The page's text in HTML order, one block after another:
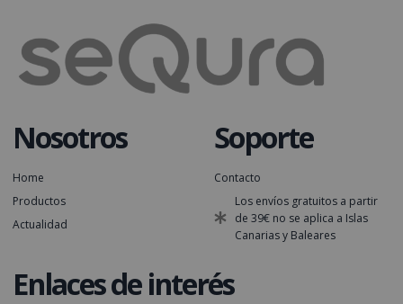
Nosotros
Home
Productos
Actualidad
Soporte
Contacto
Los envíos gratuitos a partir
de 39€ no se aplica a Islas
Canarias y Baleares
Enlaces de interés